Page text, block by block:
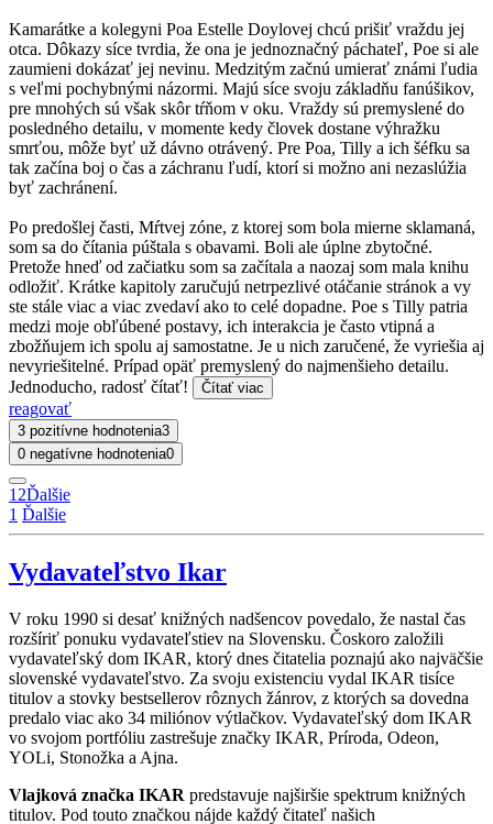
Kamarátke a kolegyni Poa Estelle Doylovej chcú prišiť vraždu jej
otca. Dôkazy síce tvrdia, že ona je jednoznačný páchateľ, Poe si ale
zaumieni dokázať jej nevinu. Medzitým začnú umierať známi ľudia
s veľmi pochybnými názormi. Majú síce svoju základňu fanúšikov,
pre mnohých sú však skôr tŕňom v oku. Vraždy sú premyslené do
posledného detailu, v momente kedy človek dostane výhražku
smrťou, môže byť už dávno otrávený. Pre Poa, Tilly a ich šéfku sa
tak začína boj o čas a záchranu ľudí, ktorí si možno ani nezaslúžia
byť zachránení.
Po predošlej časti, Mŕtvej zóne, z ktorej som bola mierne sklamaná,
som sa do čítania púštala s obavami. Boli ale úplne zbytočné.
Pretože hneď od začiatku som sa začítala a naozaj som mala knihu
odložiť. Krátke kapitoly zaručujú netrpezlivé otáčanie stránok a vy
ste stále viac a viac zvedaví ako to celé dopadne. Poe s Tilly patria
medzi moje obľúbené postavy, ich interakcia je často vtipná a
zbožňujem ich spolu aj samostatne. Je u nich zaručené, že vyriešia aj
nevyriešitelné. Prípad opäť premyslený do najmenšieho detailu.
Jednoducho, radosť čítať!
Čítať viac
reagovať
3 pozitívne hodnotenia3
0 negatívne hodnotenia0
1 2Ďalšie
1 Ďalšie
Vydavateľstvo Ikar
V roku 1990 si desať knižných nadšencov povedalo, že nastal čas
rozšíriť ponuku vydavateľstiev na Slovensku. Čoskoro založili
vydavateľský dom IKAR, ktorý dnes čitatelia poznajú ako najväčšie
slovenské vydavateľstvo. Za svoju existenciu vydal IKAR tisíce
titulov a stovky bestsellerov rôznych žánrov, z ktorých sa dovedna
predalo viac ako 34 miliónov výtlačkov. Vydavateľský dom IKAR
vo svojom portfóliu zastrešuje značky IKAR, Príroda, Odeon,
YOLi, Stonožka a Ajna.
Vlajková značka IKAR predstavuje najširšie spektrum knižných
titulov. Pod touto značkou nájde každý čitateľ našich